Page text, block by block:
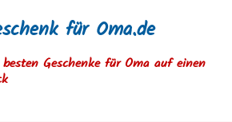
für Oma.de
besten Geschenke für Oma auf einen